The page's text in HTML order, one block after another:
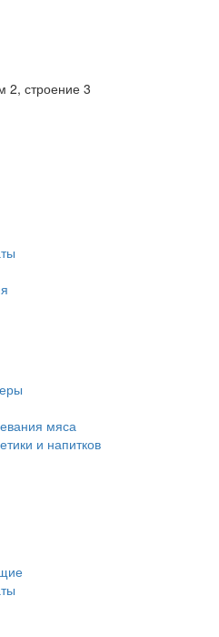
2, строение 3
мяса
и напитков